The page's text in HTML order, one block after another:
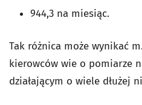
944,3 na miesiąc.
Tak różnica może wynikać
kierowców wie o pomiarze
działającym o wiele dłużej